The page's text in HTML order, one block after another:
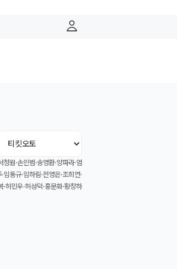
청원·손인범·송영환·양파라·엄
임동규·임하림·전영은·조희연·
·허민우·허성덕·홍문화·황창하